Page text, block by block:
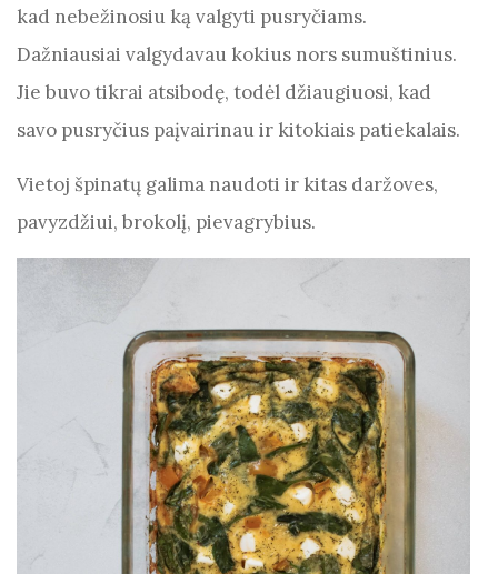
kad nebežinosiu ką valgyti pusryčiams.
Dažniausiai valgydavau kokius nors sumuštinius.
Jie buvo tikrai atsibodę, todėl džiaugiuosi, kad
savo pusryčius paįvairinau ir kitokiais patiekalais.
Vietoj špinatų galima naudoti ir kitas daržoves,
pavyzdžiui, brokolį, pievagrybius.